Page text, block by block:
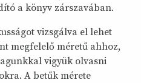
a könyv zárszavában.
vizsgálva el lehet
megfelelő méretű ahhoz,
vigyük olvasni
A betűk mérete